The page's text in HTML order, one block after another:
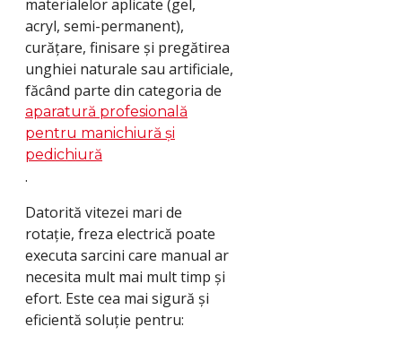
materialelor aplicate (gel,
acryl, semi-permanent),
curățare, finisare și pregătirea
unghiei naturale sau artificiale,
făcând parte din categoria de
aparatură profesională
pentru manichiură și
pedichiură
.
Datorită vitezei mari de
rotație, freza electrică poate
executa sarcini care manual ar
necesita mult mai mult timp și
efort. Este cea mai sigură și
eficientă soluție pentru: